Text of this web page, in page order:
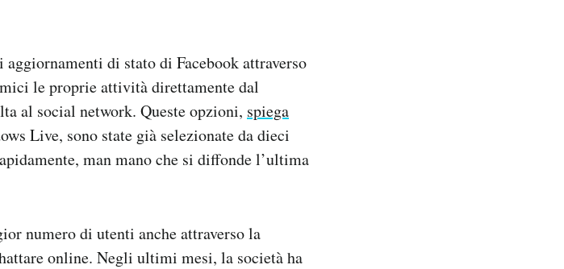
di stato di Facebook attraverso
le proprie attività direttamente dal
al social network. Queste opzioni, spiega
Live, sono state già selezionate da dieci
man mano che si diffonde l’ultima
numero di utenti anche attraverso la
online. Negli ultimi mesi, la società ha